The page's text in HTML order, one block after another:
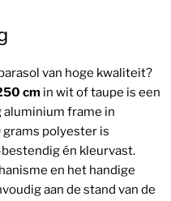
van hoge kwaliteit?
cm in wit of taupe is een
aluminium frame in
polyester is
én kleurvast.
en het handige
aan de stand van de